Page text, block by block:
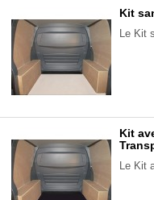
Kit
Le Kit
Kit
Le Kit